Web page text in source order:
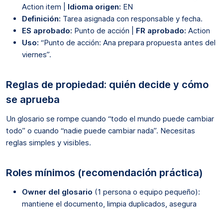
Action item | Idioma origen: EN
Definición: Tarea asignada con responsable y fecha.
ES aprobado: Punto de acción | FR aprobado: Action
Uso: “Punto de acción: Ana prepara propuesta antes del
viernes”.
Reglas de propiedad: quién decide y cómo
se aprueba
Un glosario se rompe cuando “todo el mundo puede cambiar
todo” o cuando “nadie puede cambiar nada”. Necesitas
reglas simples y visibles.
Roles mínimos (recomendación práctica)
Owner del glosario (1 persona o equipo pequeño):
mantiene el documento, limpia duplicados, asegura